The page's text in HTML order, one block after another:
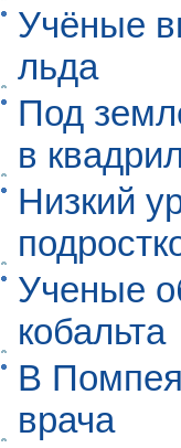
Учёные
льда
Под
в
Низкий
Ученые
кобальта
В
врача